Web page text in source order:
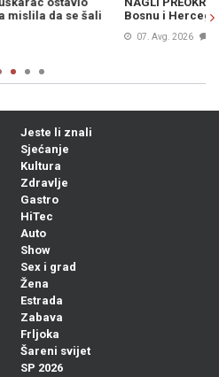
Jeste li znali
Sjećanje
Kultura
Zdravlje
Gastro
HiTec
Auto
Show
Sex i grad
Žena
Estrada
Zabava
Frljoka
Šareni svijet
SP 2026